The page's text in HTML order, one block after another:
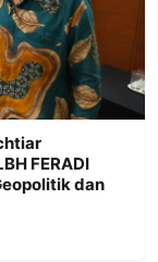
FERADI
dan